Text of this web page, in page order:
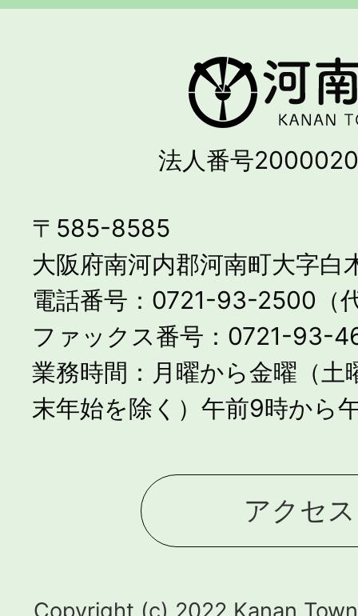
法人番号
〒585-8585
大阪府南河内郡河南町大字白
電話番号：0721-93-2500（
ファックス番号：0721-93-
業務時間：月曜から金曜（土
末年始を除く）午前9時から
アクセス